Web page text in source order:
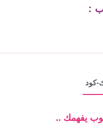
:
كود
يفهمك ..